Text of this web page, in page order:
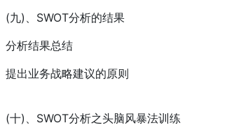
(九)、SWOT分析的结果
分析结果总结
提出业务战略建议的原则
(十)、SWOT分析之头脑风暴法训练